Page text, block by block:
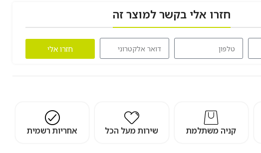
חזרו אלי בקשר למוצר זה
חזרו אלי
קניה משתלמת שירות מעל הכל אחריות רשמית